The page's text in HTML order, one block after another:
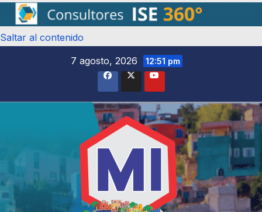
Saltar al contenido
7 agosto, 2026
12:51 pm